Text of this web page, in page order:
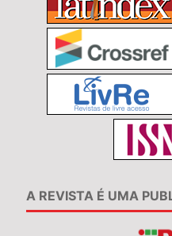
A REVISTA É UMA